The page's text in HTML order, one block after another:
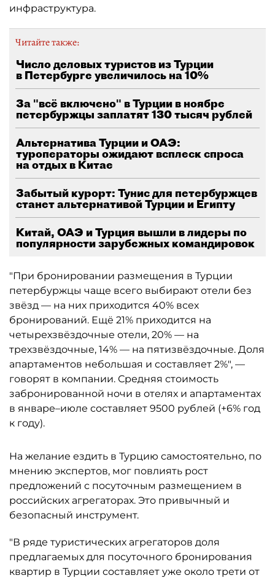
инфраструктура.
Читайте также:
Число деловых туристов из Турции
в Петербурге увеличилось на 10%
За "всё включено" в Турции в ноябре
петербуржцы заплатят 130 тысяч рублей
Альтернатива Турции и ОАЭ:
туроператоры ожидают всплеск спроса
на отдых в Китае
Забытый курорт: Тунис для петербуржцев
станет альтернативой Турции и Египту
Китай, ОАЭ и Турция вышли в лидеры по
популярности зарубежных командировок
"При бронировании размещения в Турции
петербуржцы чаще всего выбирают отели без
звёзд — на них приходится 40% всех
бронирований. Ещё 21% приходится на
четырехзвёздочные отели, 20% — на
трехзвёздочные, 14% — на пятизвёздочные. Доля
апартаментов небольшая и составляет 2%", —
говорят в компании. Средняя стоимость
забронированной ночи в отелях и апартаментах
в январе–июле составляет 9500 рублей (+6% год
к году).
На желание ездить в Турцию самостоятельно, по
мнению экспертов, мог повлиять рост
предложений с посуточным размещением в
российских агрегаторах. Это привычный и
безопасный инструмент.
"В ряде туристических агрегаторов доля
предлагаемых для посуточного бронирования
квартир в Турции составляет уже около трети от